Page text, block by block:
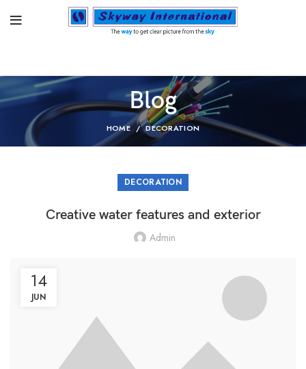
Blog
HOME DECORATION
DECORATION
Creative water features and exterior
Admin
14
JUN